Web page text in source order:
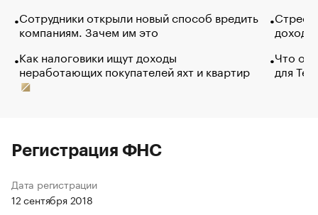
Сотрудники открыли новый способ вредить
компаниям. Зачем им это
Как налоговики ищут доходы
неработающих покупателей яхт и квартир
Что
для
Регистрация ФНС
Дата регистрации
12 сентября 2018